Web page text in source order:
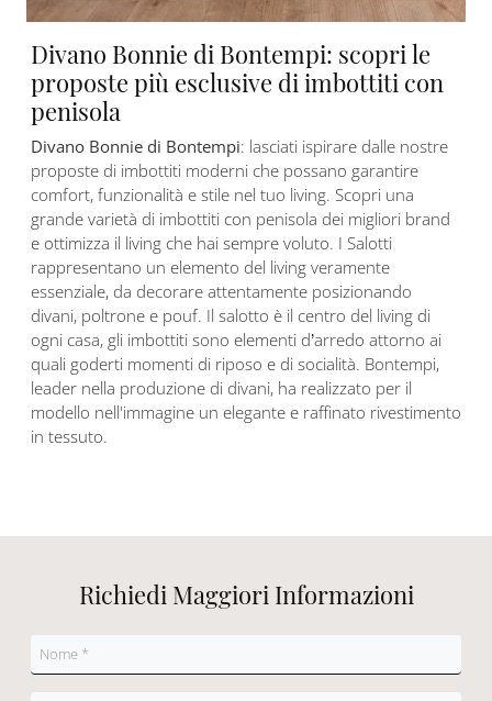
Divano Bonnie di Bontempi: scopri le
proposte più esclusive di imbottiti con
penisola
Divano Bonnie di Bontempi: lasciati ispirare dalle nostre
proposte di imbottiti moderni che possano garantire
comfort, funzionalità e stile nel tuo living. Scopri una
grande varietà di imbottiti con penisola dei migliori brand
e ottimizza il living che hai sempre voluto. I Salotti
rappresentano un elemento del living veramente
essenziale, da decorare attentamente posizionando
divani, poltrone e pouf. Il salotto è il centro del living di
ogni casa, gli imbottiti sono elementi d’arredo attorno ai
quali goderti momenti di riposo e di socialità. Bontempi,
leader nella produzione di divani, ha realizzato per il
modello nell'immagine un elegante e raffinato rivestimento
in tessuto.
Richiedi Maggiori Informazioni